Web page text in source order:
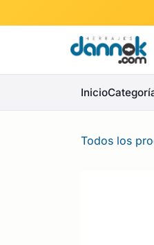
Inicio
Todos los